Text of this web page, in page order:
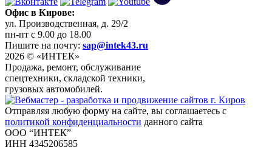
Офис в Кирове:
ул. Производственная, д. 29/2
пн-пт с 9.00 до 18.00
Пишите на почту: sap@intek43.ru
2026 © «ИНТЕК»
Продажа, ремонт, обслуживание
спецтехники, складской техники,
грузовых автомобилей.
Отправляя любую форму на сайте, вы соглашаетесь с
политикой конфиденциальности данного сайта
ООО “ИНТЕК”
ИНН 4345206585